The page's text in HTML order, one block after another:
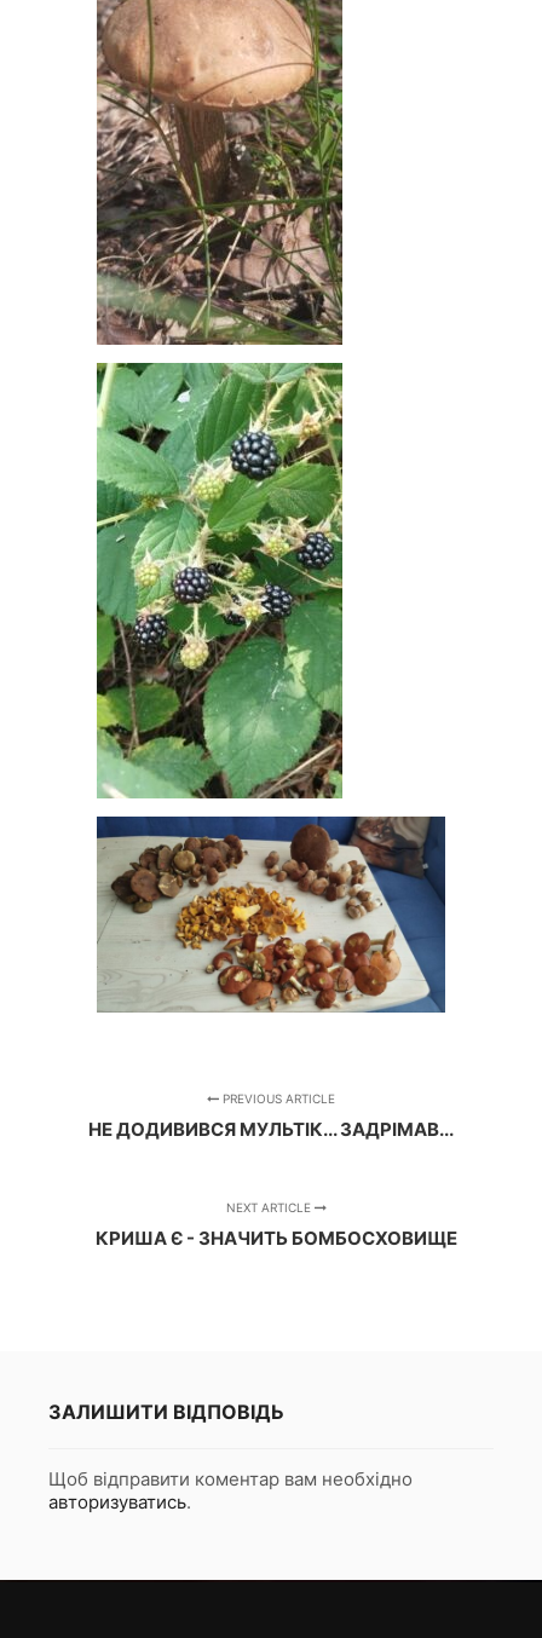
PREVIOUS ARTICLE
НЕ ДОДИВИВСЯ МУЛЬТІК... ЗАДРІМАВ...
NEXT ARTICLE
КРИША Є - ЗНАЧИТЬ БОМБОСХОВИЩЕ
ЗАЛИШИТИ ВІДПОВІДЬ
Щоб відправити коментар вам необхідно
авторизуватись.